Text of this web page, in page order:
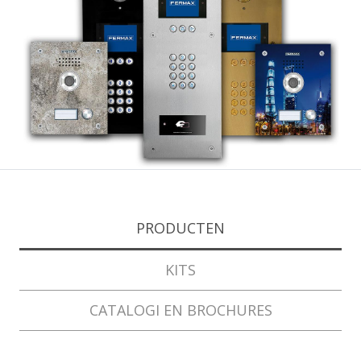
PRODUCTEN
KITS
CATALOGI EN BROCHURES